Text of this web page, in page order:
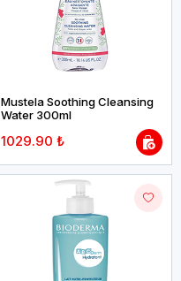
Mustela Soothing Cleansing
Water 300ml
1029.90 ₺